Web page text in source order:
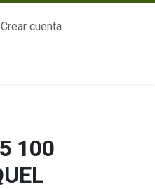
Crear cuenta
100